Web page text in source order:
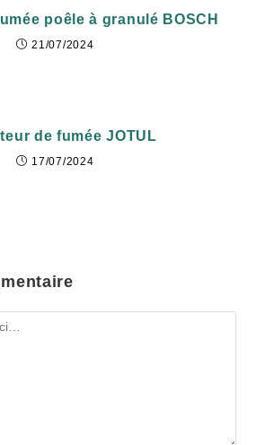
poêle à granulé BOSCH
21/07/2024
de fumée JOTUL
17/07/2024